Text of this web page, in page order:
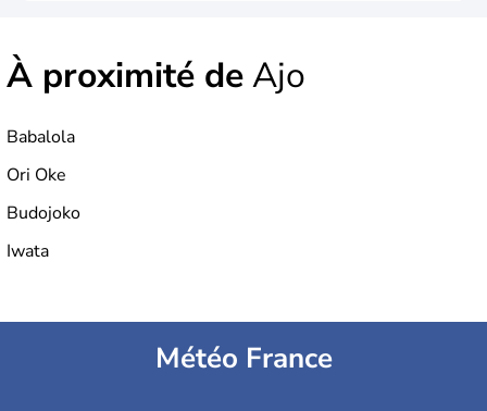
À proximité deAjo
Babalola
Ori Oke
Budojoko
Iwata
Météo France